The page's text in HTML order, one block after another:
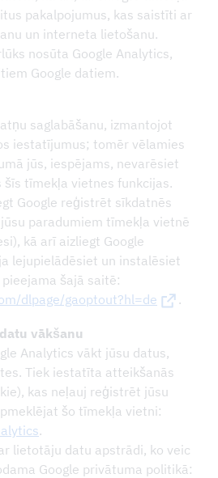
pakalpojumus, kas saistīti ar
un interneta lietošanu.
nosūta Google Analytics,
Google datiem.
saglabāšanu, izmantojot
iestatījumus; tomēr vēlamies
jūs, iespējams, nevarēsiet
tīmekļa vietnes funkcijas.
Google reģistrēt sīkdatnēs
paradumiem tīmekļa vietnē
kā arī aizliegt Google
lejupielādēsiet un instalēsiet
šajā saitē:
dlpage/gaoptout?hl=de
.
vākšanu
Analytics vākt jūsu datus,
Tiek iestatīta atteikšanās
kas neļauj reģistrēt jūsu
šo tīmekļa vietni:
.
lietotāju datu apstrādi, ko veic
Google privātuma politikā: